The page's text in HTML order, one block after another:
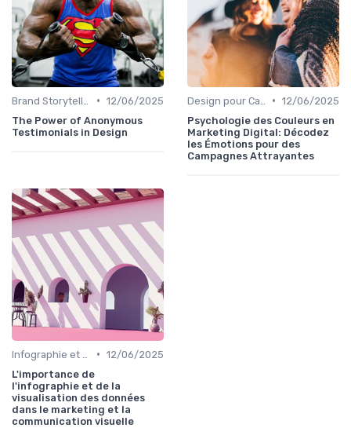
• 12/06/2025
The Power of Anonymous
Testimonials in Design
• 12/06/2025
Psychologie des Couleurs en
Marketing Digital: Décodez
les Émotions pour des
Campagnes Attrayantes
• 12/06/2025
L'importance de
l'infographie et de la
visualisation des données
dans le marketing et la
communication visuelle